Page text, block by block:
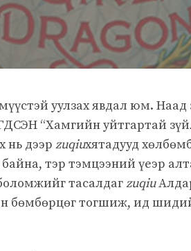
уулзах явдал юм. Наад
“Хамгийн уйтгартай
нь дээр zuqiuхятадууд
тэр тэмцээний үеэр
тасалдагzuqiu
бөмбөрцөг тогшиж, ид